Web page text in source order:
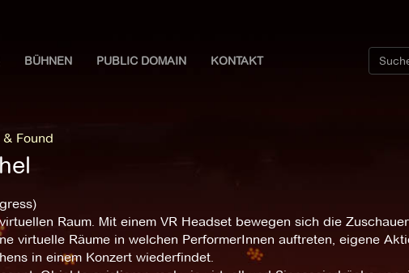
BÜHNEN PUBLIC DOMAIN KONTAKT
& Found
Raum. Mit einem VR Headset bewegen sich die
virtuelle Räume in welchen PerformerInnen auftreten, eigene
in einem Konzert wiederfindet.